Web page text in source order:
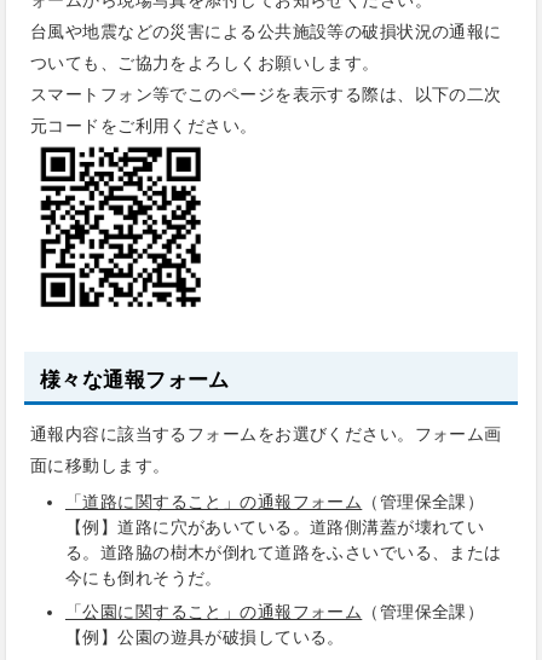
台風や地震などの災害による公共施設等の破損状況の通報に
ついても、ご協力をよろしくお願いします。
スマートフォン等でこのページを表示する際は、以下の二次
元コードをご利用ください。
様々な通報フォーム
通報内容に該当するフォームをお選びください。フォーム画
面に移動します。
「道路に関すること」の通報フォーム
（管理保全課）
【例】道路に穴があいている。道路側溝蓋が壊れてい
る。道路脇の樹木が倒れて道路をふさいでいる、または
今にも倒れそうだ。
「公園に関すること」の通報フォーム （管理保全課）
【例】公園の遊具が破損している。